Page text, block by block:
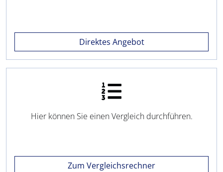
Direktes Angebot
Hier können Sie einen Vergleich durchführen.
Zum Vergleichsrechner